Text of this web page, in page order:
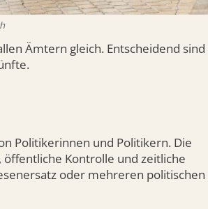
Ämtern gleich. Entscheidend sind
Politikerinnen und Politikern. Die
Kontrolle und zeitliche
oder mehreren politischen